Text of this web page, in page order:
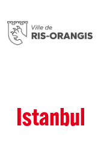
Istanbul